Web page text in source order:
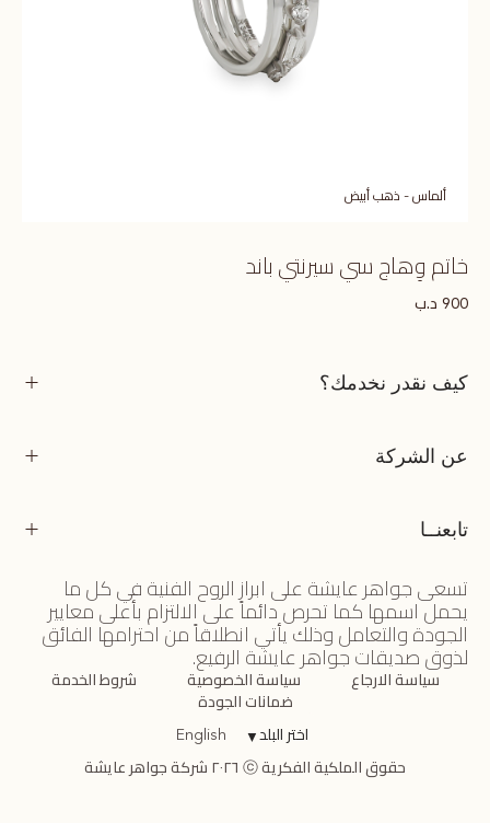
ألماس - ذهب أبيض
خاتم وِهاج سي سيرنتي باند
900 د.ب
كيف نقدر نخدمك؟
عن الشركة
تابعنــا
تسعى جواهر عايشة على ابراز الروح الفنية في كل ما
يحمل اسمها كما تحرص دائماً على الالتزام بأعلى معايير
الجودة والتعامل وذلك يأتي انطلاقاً من احترامها الفائق
لذوق صديقات جواهر عايشة الرفيع.
سياسة الارجاع سياسة الخصوصية شروط الخدمة
ضمانات الجودة
اختر البلد▼
English
حقوق الملكية الفكرية ⓒ ٢٠٢٦ شركة جواهر عايشة